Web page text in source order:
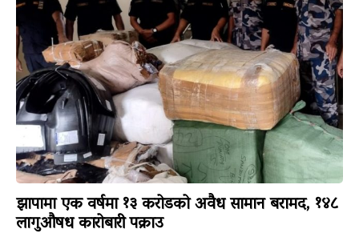
झापामा एक वर्षमा १३ करोडको अवैध सामान बरामद, १४८
लागुऔषध कारोबारी पक्राउ